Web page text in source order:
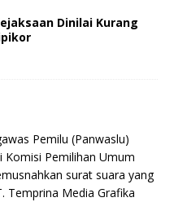
Dinilai Kurang
Pemilu (Panwaslu)
Pemilihan Umum
surat suara yang
Temprina Media Grafika